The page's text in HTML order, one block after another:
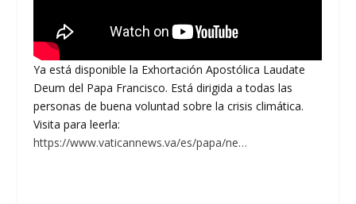
Ya está disponible la Exhortación Apostólica Laudate
Deum del Papa Francisco. Está dirigida a todas las
personas de buena voluntad sobre la crisis climática.
Visita para leerla:
https://www.vaticannews.va/es/papa/ne…